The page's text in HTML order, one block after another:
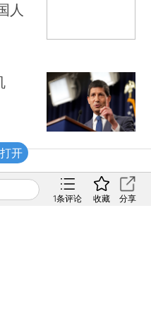
人
1条评论 收藏 分享
开